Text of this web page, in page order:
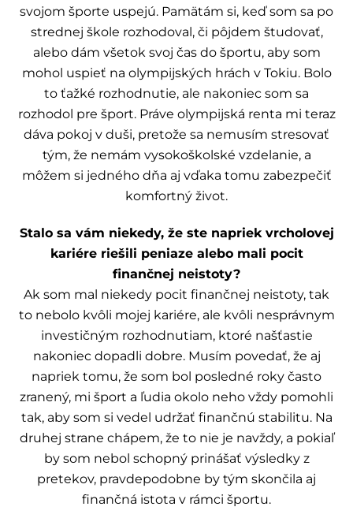
svojom športe uspejú. Pamätám si, keď som sa po
strednej škole rozhodoval, či pôjdem študovať,
alebo dám všetok svoj čas do športu, aby som
mohol uspieť na olympijských hrách v Tokiu. Bolo
to ťažké rozhodnutie, ale nakoniec som sa
rozhodol pre šport. Práve olympijská renta mi teraz
dáva pokoj v duši, pretože sa nemusím stresovať
tým, že nemám vysokoškolské vzdelanie, a
môžem si jedného dňa aj vďaka tomu zabezpečiť
komfortný život.
Stalo sa vám niekedy, že ste napriek vrcholovej
kariére riešili peniaze alebo mali pocit
finančnej neistoty?
Ak som mal niekedy pocit finančnej neistoty, tak
to nebolo kvôli mojej kariére, ale kvôli nesprávnym
investičným rozhodnutiam, ktoré našťastie
nakoniec dopadli dobre. Musím povedať, že aj
napriek tomu, že som bol posledné roky často
zranený, mi šport a ľudia okolo neho vždy pomohli
tak, aby som si vedel udržať finančnú stabilitu. Na
druhej strane chápem, že to nie je navždy, a pokiaľ
by som nebol schopný prinášať výsledky z
pretekov, pravdepodobne by tým skončila aj
finančná istota v rámci športu.